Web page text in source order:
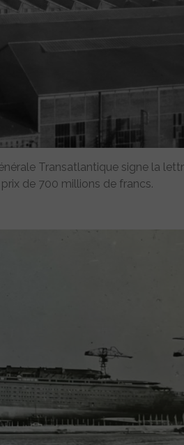
Transatlantique signe la
de 700 millions de francs.